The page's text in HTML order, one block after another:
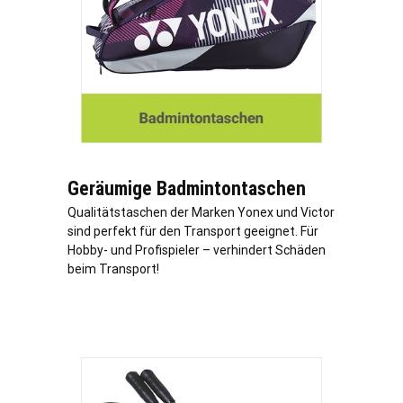
Geräumige Badmintontaschen
Qualitätstaschen der Marken Yonex und Victor
sind perfekt für den Transport geeignet. Für
Hobby- und Profispieler – verhindert Schäden
beim Transport!